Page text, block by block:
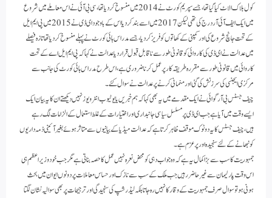
کول بلاک الاٹ کیا گیا تھا،جسے سپریم کورٹ نے 2014 میں منسوخ کر دیا تھا،سی بی آئی نے اس معاملے میں شروع
میں ایک ایف آئی آر درج کی تھی لیکن 2017 میں اسے بند کر دیا اس کے باوجود ای ڈی نے 2015 میں پی ایم ایل
کے تحت جانچ شروع کی اور کمپنی کے کھاتوں کو فریز کردیا، جسے مدراس ہائی کورٹ نے پہلے منسوخ کر دیا تھا تازہ فیصلے
میں عدالت نے ای ڈی کی کاروائی کو قانونی طور سے ناقابل قبول قرار دیا عدالت نے کہا کہ پی ایم ایل اے کے تحت
کاروائی میں قانونی طور سے مقررہ طریقہ کار پر عمل کرنا ضروری ہے،اس طرح مدراس ہائی کورٹ کی جانب سے
مرکزی ایجنسی کی سرزنش کی گئی اور منمانی کرنے پر عدالت نے سوال کئے۔
چیف جسٹس بی آرگوائی نے ایک مقدمے میں یہ بھی کہا کہ ہم خبریں یا یوٹیوب انٹرویوز نہیں دیکھتے ان کا یہ بیان ایک
ایسے وقت میں آیا ہے جب ای ڈی پر مسلسل سیاسی جانبداری اور اختیارات کے غلط استعمال کے الزامات لگ رہے
ہیں،چیف جسٹس کا یہ دو ٹوک موقف ظاہر کرتا ہے کہ عدالت میڈیا کے بیانیوں سے متاثر ہوئے بغیر آئینی ذمہ داریوں
کو نبھانے کےلئے سنجیدہ اور پرعزم ہے۔
جمہوریت کا سب سے بڑا کمال یہ ہے کہ وہ جواب دہی کو محض نعرہ نہیں عمل کا حصہ بناتی ہے مگر جب خود وزیراعظم ہی
اس وقت پارلیمان سے غیر حاضر رہیں جب ملک کے سب سے نازک اور حساس معاملات پر دونوں ایوان میں بحث
ہونی ہو تو سوال صرف جمہوریت کے وقار کا نہیں رہ جاتا بلکہ لیڈرشپ کی سنجیدگی اور ترجیحات پر بھی سوالیہ نشان لگتا